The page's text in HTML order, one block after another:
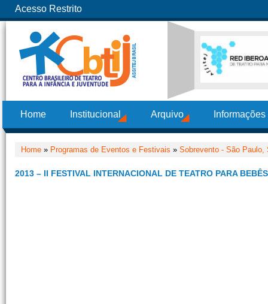
Acesso Restrito
Home Institucional Arquivo
Home » Programas de Eventos e Festivais » Sobrevento - São Paulo,
2013 – II FESTIVAL INTERNACIONAL DE TEATRO PARA